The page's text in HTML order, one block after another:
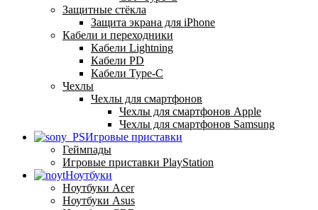
Защитные стёкла
Защита экрана для iPhone
Кабели и переходники
Кабели Lightning
Кабели PD
Кабели Type-C
Чехлы
Чехлы для смартфонов
Чехлы для смартфонов Apple
Чехлы для смартфонов Samsung
Игровые приставки
Геймпады
Игровые приставки PlayStation
Ноутбуки
Ноутбуки Acer
Ноутбуки Asus